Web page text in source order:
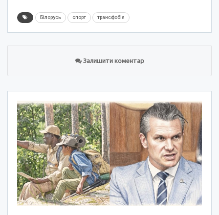
Білорусь спорт трансфобія
Залишити коментар